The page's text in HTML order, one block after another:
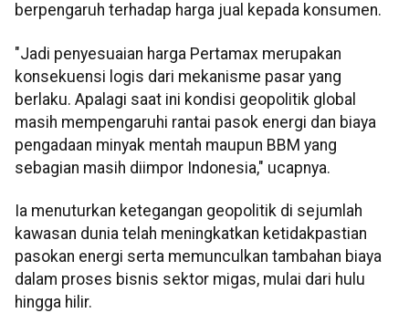
berpengaruh terhadap harga jual kepada konsumen.
"Jadi penyesuaian harga Pertamax merupakan
konsekuensi logis dari mekanisme pasar yang
berlaku. Apalagi saat ini kondisi geopolitik global
masih mempengaruhi rantai pasok energi dan biaya
pengadaan minyak mentah maupun BBM yang
sebagian masih diimpor Indonesia," ucapnya.
Ia menuturkan ketegangan geopolitik di sejumlah
kawasan dunia telah meningkatkan ketidakpastian
pasokan energi serta memunculkan tambahan biaya
dalam proses bisnis sektor migas, mulai dari hulu
hingga hilir.